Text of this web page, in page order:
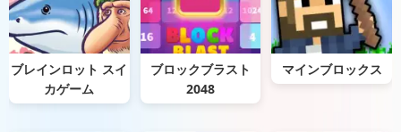
ブレインロット スイ
カゲーム
ブロックブラスト
2048
マインブロックス